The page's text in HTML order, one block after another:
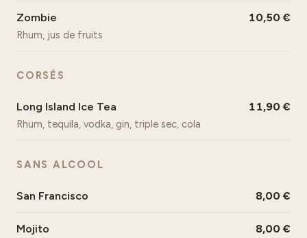
Zombie
Rhum, jus de fruits
10,50
CORSÉS
Long Island Ice Tea
Rhum, tequila, vodka, gin, triple sec, cola
11,90
SANS ALCOOL
San Francisco 8,00
Mojito 8,00